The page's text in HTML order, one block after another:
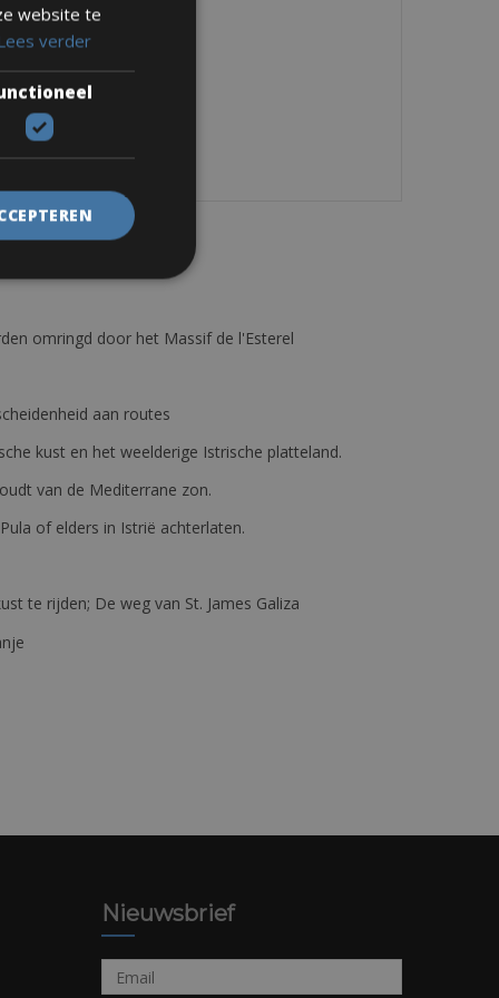
omringd door het Massif de l'Esterel
aan routes
kust en het weelderige Istrische platteland.
van de Mediterrane zon.
of elders in Istrië achterlaten.
te rijden; De weg van St. James Galiza
Nieuwsbrief
website te
verder